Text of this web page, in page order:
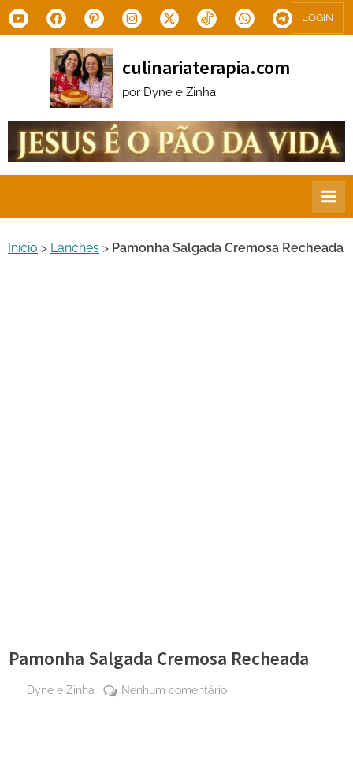
Skip
to
YoutubeFacebookPinterestInstagram
X.com Tiktok WhatsAppTelegram
LOGIN
culinariaterapia.com
por Dyne e Zinha
Início > Lanches > Pamonha Salgada Cremosa Recheada
Pamonha Salgada Cremosa Recheada
By
Dyne e Zinha Nenhum comentárioem